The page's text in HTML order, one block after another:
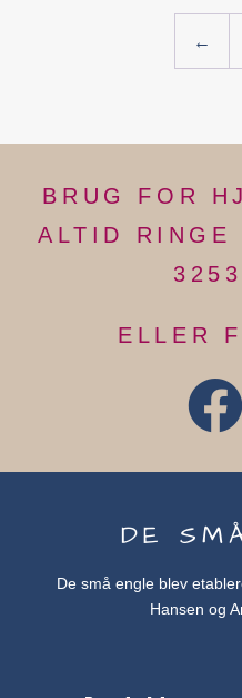
←
BRUG FOR
ALTID
ELLER
DE
De små engle blev
Hansen og